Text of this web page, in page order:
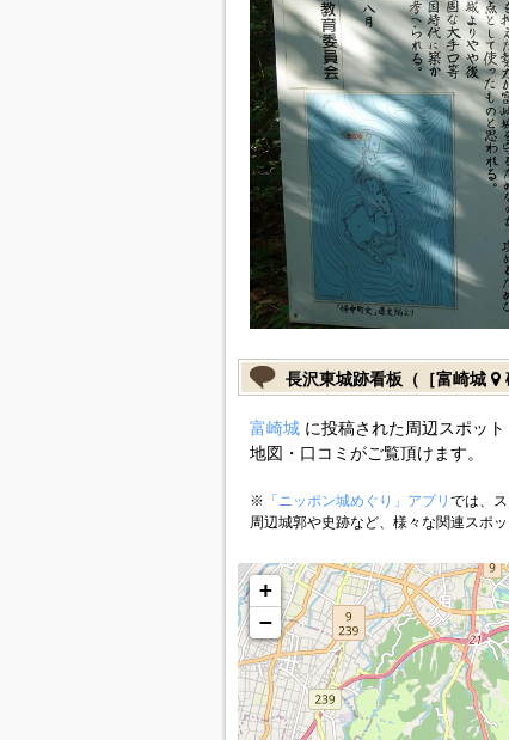
長沢東城跡看板（［富崎城
富崎城に投稿された周辺スポッ
地図・口コミがご覧頂けます。
※ 「ニッポン城めぐり」アプリ では、
周辺城郭や史跡など、様々な関連スポ
+
−